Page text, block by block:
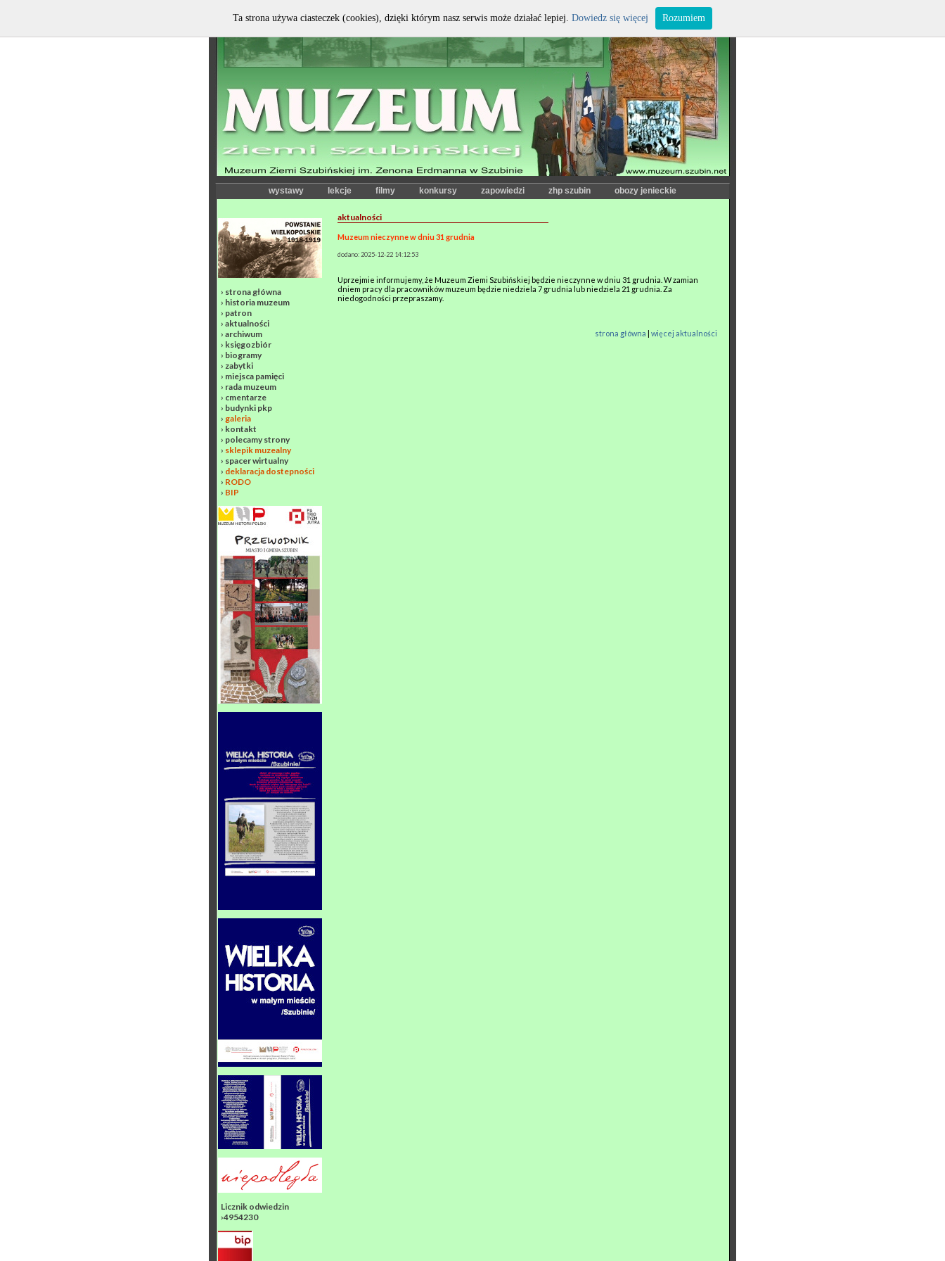
kontrast: czcionka:
wystawy lekcje filmy konkursy zapowiedzi zhp szubin obozy jenieckie
› strona główna
› historia muzeum
› patron
› aktualności
› archiwum
› księgozbiór
› biogramy
› zabytki
› miejsca pamięci
› rada muzeum
› cmentarze
› budynki pkp
› galeria
› kontakt
› polecamy strony
› sklepik muzealny
› spacer wirtualny
› deklaracja dostepności
› RODO
› BIP
Licznik odwiedzin
›4954230
aktualności
Muzeum nieczynne w dniu 31 grudnia
dodano: 2025-12-22 14:12:53
Uprzejmie informujemy, że Muzeum Ziemi Szubińskiej będzie nieczynne w dniu 31 grudnia. W zamian
dniem pracy dla pracowników muzeum będzie niedziela 7 grudnia lub niedziela 21 grudnia. Za
niedogodności przepraszamy.
strona główna | więcej aktualności
Ta strona używa ciasteczek (cookies), dzięki którym nasz serwis może działać lepiej. Dowiedz się więcej Rozumiem